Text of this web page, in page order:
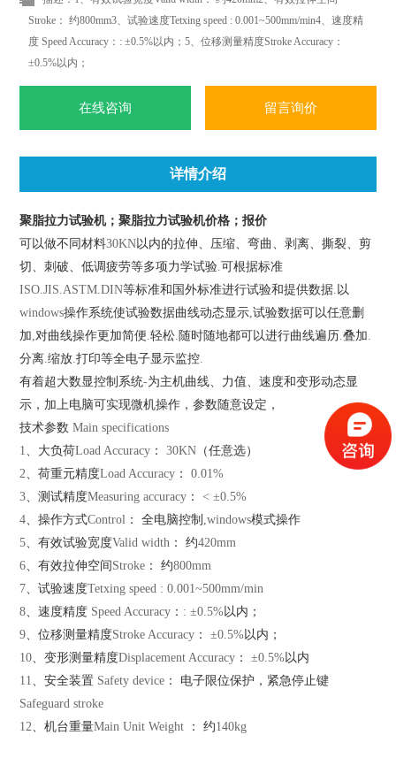
Stroke： 约800mm3、试验速度Tetxing speed : 0.001~500mm/min4、速度精
度 Speed Accuracy：: ±0.5%以内；5、位移测量精度Stroke Accuracy：
±0.5%以内；
在线咨询 留言询价
详情介绍
聚脂拉力试验机；聚脂拉力试验机价格；报价
可以做不同材料30KN以内的拉伸、压缩、弯曲、剥离、撕裂、剪
切、刺破、低调疲劳等多项力学试验.可根据标准
ISO.JIS.ASTM.DIN等标准和国外标准进行试验和提供数据. 以
windows操作系统使试验数据曲线动态显示,试验数据可以任意删
加,对曲线操作更加简便.轻松. 随时随地都可以进行曲线遍历.叠加.
分离.缩放.打印等全电子显示监控.
有着超大数显控制系统-为主机曲线、力值、速度和变形动态显
示，加上电脑可实现微机操作，参数随意设定，
技术参数 Main specifications
1、大负荷Load Accuracy ： 30KN （任意选）
2、荷重元精度Load Accuracy ：
0.01%
3、测试精度Measuring accuracy ：
< ±0.5%
4、操作方式Control ： 全电脑控制 ,windows模式操作
5、有效试验宽度Valid width ： 约420mm
6、有效拉伸空间 Stroke ： 约800mm
7、试验速度Tetxing speed : 0.001~500mm/min
8、速度精度 Speed Accuracy ： : ±0.5%以内；
9、位移测量精度Stroke Accuracy ： ±0.5%以内；
10、变形测量精度Displacement Accuracy ： ±0.5%以内
11、安全装置 Safety device ： 电子限位保护，紧急停止键
Safeguard stroke
12、机台重量Main Unit Weight ： 约140kg